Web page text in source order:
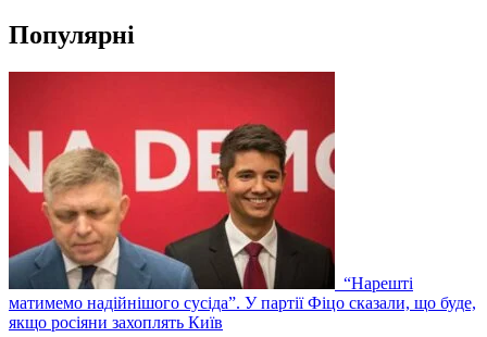
Популярні
“Нарешті
матимемо надійнішого сусіда”. У партії Фіцо сказали, що буде,
якщо росіяни захоплять Київ